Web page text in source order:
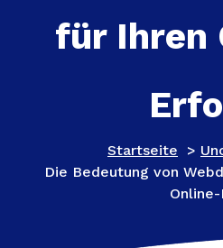
für Ihren
Startseite >
Die Bedeutung von